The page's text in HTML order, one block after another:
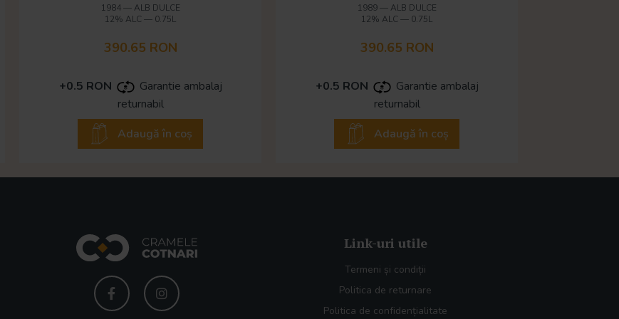
1984—ALB DULCE
12% ALC — 0.75L
390.65 RON
+0.5 RON
Garantie ambalaj
returnabil
Adaugă în coș
1989—ALB DULCE
12% ALC — 0.75L
390.65 RON
+0.5 RON
Garantie ambalaj
returnabil
Adaugă în coș
Link-uri utile
Termeni și condiții
Politica de returnare
Politica de confidențialitate